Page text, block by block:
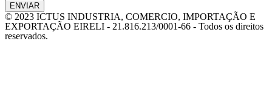
ENVIAR
© 2023 ICTUS INDUSTRIA, COMERCIO, IMPORTAÇÃO E
EXPORTAÇÃO EIRELI - 21.816.213/0001-66 - Todos os direitos
reservados.